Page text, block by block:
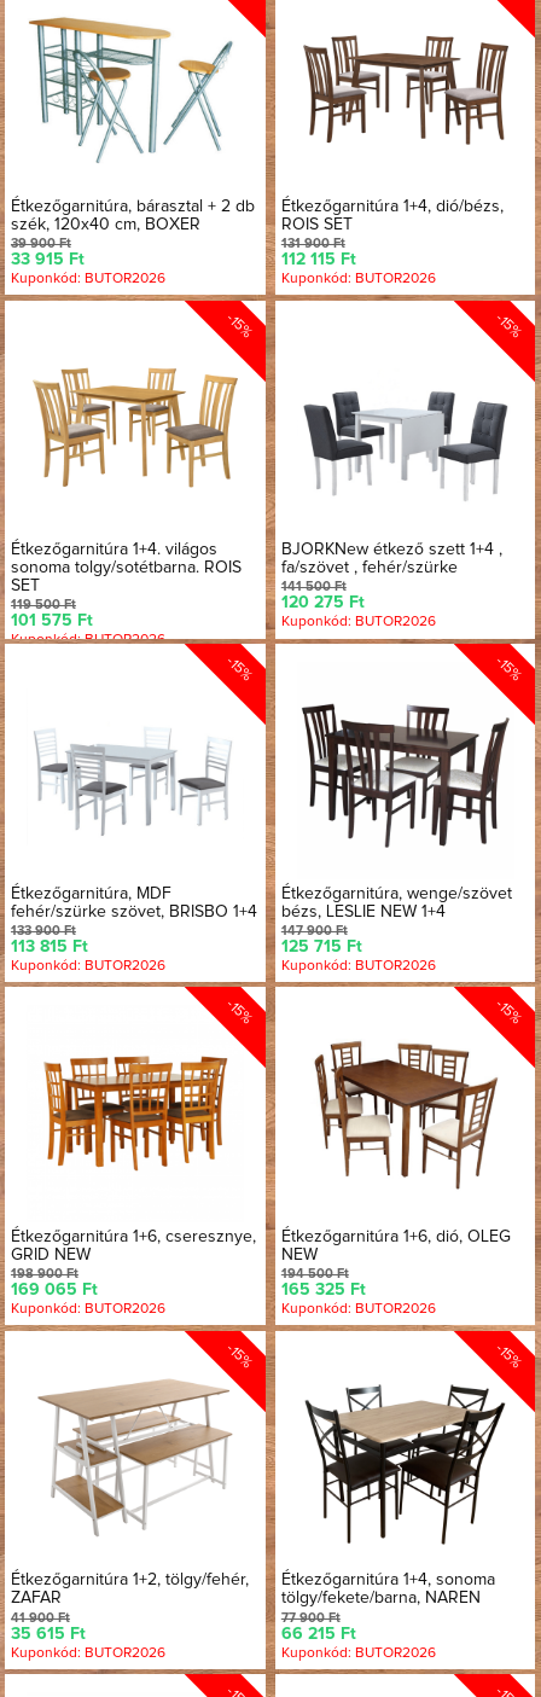
Étkezőgarnitúra, bárasztal + 2 db
szék, 120x40 cm, BOXER
39 900 Ft
33 915 Ft
Kuponkód: BUTOR2026
Étkezőgarnitúra 1+4, dió/bézs,
ROIS SET
131 900 Ft
112 115 Ft
Kuponkód: BUTOR2026
-15%
Étkezőgarnitúra 1+4. világos
sonoma tolgy/sotétbarna. ROIS
SET
119 500 Ft
101 575 Ft
Kuponkód: BUTOR2026
-15%
BJORKNew étkező szett 1+4 ,
fa/szövet , fehér/szürke
141 500 Ft
120 275 Ft
Kuponkód: BUTOR2026
-15%
Étkezőgarnitúra, MDF
fehér/szürke szövet, BRISBO 1+4
133 900 Ft
113 815 Ft
Kuponkód: BUTOR2026
-15%
Étkezőgarnitúra, wenge/szövet
bézs, LESLIE NEW 1+4
147 900 Ft
125 715 Ft
Kuponkód: BUTOR2026
-15%
Étkezőgarnitúra 1+6, cseresznye,
GRID NEW
198 900 Ft
169 065 Ft
Kuponkód: BUTOR2026
-15%
Étkezőgarnitúra 1+6, dió, OLEG
NEW
194 500 Ft
165 325 Ft
Kuponkód: BUTOR2026
-15%
Étkezőgarnitúra 1+2, tölgy/fehér,
ZAFAR
41 900 Ft
35 615 Ft
Kuponkód: BUTOR2026
-15%
Étkezőgarnitúra 1+4, sonoma
tölgy/fekete/barna, NAREN
77 900 Ft
66 215 Ft
Kuponkód: BUTOR2026